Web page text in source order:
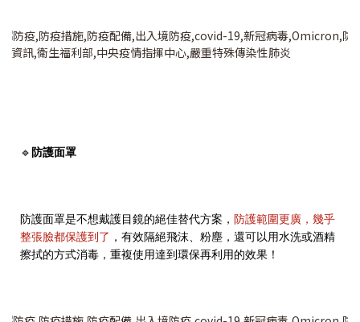
🔹 防護面罩
防護面罩是不想戴護目鏡的絕佳替代方案， 防護範圍更廣，幾乎
整張臉都保護到了 ，有效隔絕飛沫、粉塵，還可以用水洗或酒精
擦拭的方式消毒，重複使用達到環保再利用的效果！